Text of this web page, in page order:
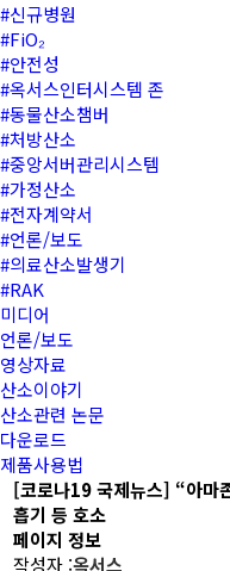
#신규병원
#FiO₂
#안전성
#옥서스인터시스템 존
#동물산소챔버
#처방산소
#중앙서버관리시스템
#가정산소
#전자계약서
#언론/보도
#의료산소발생기
#RAK
미디어
언론/보도
영상자료
산소이야기
산소관련 논문
다운로드
제품사용법
[코로나19 국제뉴스] “아마
흡기 등 호소
페이지 정보
작성자 :옥서스